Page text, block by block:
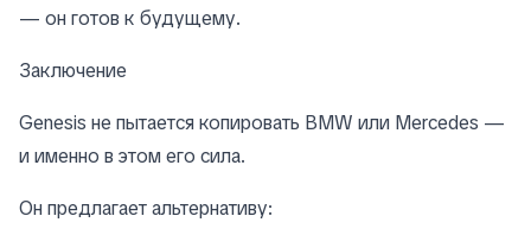
— он готов к будущему.
Заключение
Genesis не пытается копировать BMW или Mercedes —
и именно в этом его сила.
Он предлагает альтернативу: